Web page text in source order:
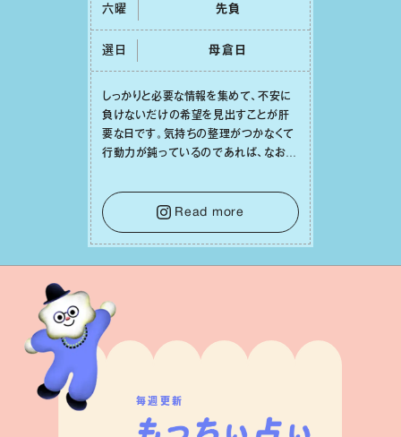
六曜 先負
選日 ⺟倉⽇
しっかりと必要な情報を集めて、不安に
負けないだけの希望を⾒出すことが肝
要な⽇です。気持ちの整理がつかなくて
⾏動⼒が鈍っているのであれば、なおさ
を踏み出すのに役⽴つはず。また、広い
意味での「癒し」や「治療」が必要な⽇で
もあり、特に⼈間関係の改善は課題の⼀
つです。
Read more
毎週更新